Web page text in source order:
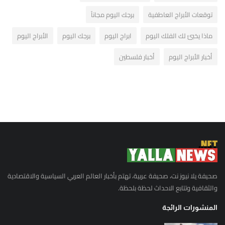
توقعات الأبراج العاطفية
برجك اليوم مجاناً
ماذا يخبئ لك الفلك اليوم
ابراج اليوم برجك اليوم
الأبراج اليوم
أخبار الأبراج اليوم
أخبار فلسطين
صحيفة يلا نيوز نت، صحيفة عربية، تهتم بأخبار العالم العربي السياسية والاقتصادية
والثقافية وتتابع الاحداث لحظة بلحظة.
المنشورات الرائجة